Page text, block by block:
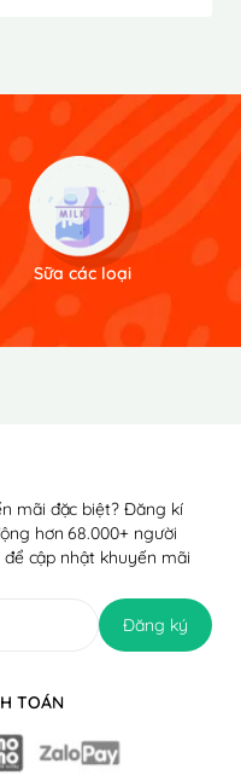
Sữa các loại
mãi đặc biệt? Đăng kí
hơn 68.000+ người
cập nhật khuyến mãi
Đăng ký
TOÁN